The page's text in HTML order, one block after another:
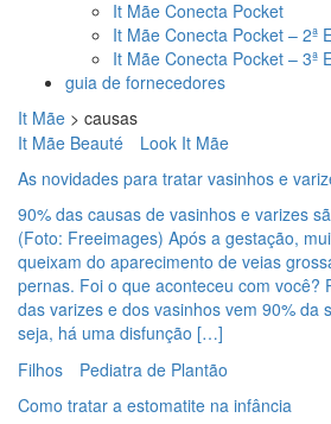
It Mãe Conecta Pocket
It Mãe Conecta Pocket – 2ª
It Mãe Conecta Pocket – 3ª
guia de fornecedores
It Mãe > causas
It Mãe Beauté
Look It Mãe
As novidades para tratar vasinhos e
90% das causas de vasinhos e varizes
(Foto: Freeimages) Após a gestação,
queixam do aparecimento de veias
pernas. Foi o que aconteceu com você?
das varizes e dos vasinhos vem 90% da
seja, há uma disfunção […]
Filhos
Pediatra de Plantão
Como tratar a estomatite na infância